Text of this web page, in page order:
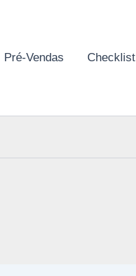
Pré-Vendas Checklist